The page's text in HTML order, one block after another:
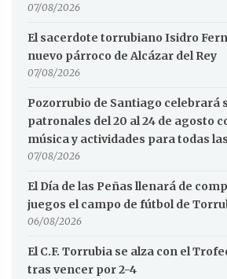
07/08/2026
El sacerdote torrubiano Isidro
nuevo párroco de Alcázar del Rey
07/08/2026
Pozorrubio de Santiago celebrará
patronales del 20 al 24 de agosto
música y actividades para todas
07/08/2026
El Día de las Peñas llenará de
juegos el campo de fútbol de
06/08/2026
El C.F. Torrubia se alza con el
tras vencer por 2-4